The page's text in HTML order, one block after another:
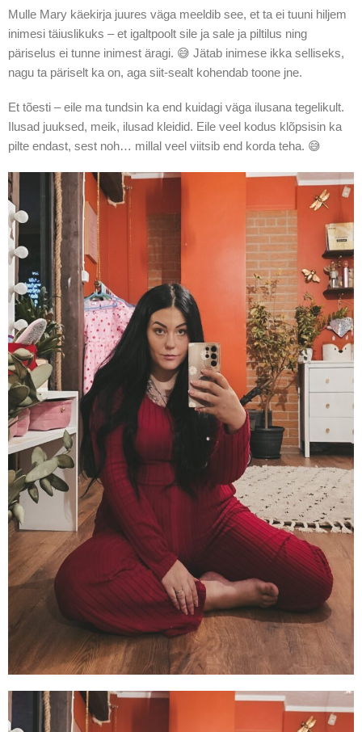
Mulle Mary käekirja juures väga meeldib see, et ta ei tuuni hiljem
inimesi täiuslikuks – et igaltpoolt sile ja sale ja piltilus ning
päriselus ei tunne inimest äragi. 😅 Jätab inimese ikka selliseks,
nagu ta päriselt ka on, aga siit-sealt kohendab toone jne.
Et tõesti – eile ma tundsin ka end kuidagi väga ilusana tegelikult.
Ilusad juuksed, meik, ilusad kleidid. Eile veel kodus klõpsisin ka
pilte endast, sest noh… millal veel viitsib end korda teha. 😅